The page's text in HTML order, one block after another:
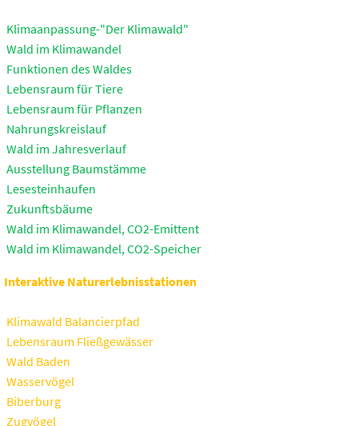
Klimaanpassung-"Der Klimawald"
Wald im Klimawandel
Funktionen des Waldes
Lebensraum für Tiere
Lebensraum für Pflanzen
Nahrungskreislauf
Wald im Jahresverlauf
Ausstellung Baumstämme
Lesesteinhaufen
Zukunftsbäume
Wald im Klimawandel, CO2-Emittent
Wald im Klimawandel, CO2-Speicher
Interaktive Naturerlebnisstationen
Klimawald Balancierpfad
Lebensraum Fließgewässer
Wald Baden
Wasservögel
Biberburg
Zugvögel